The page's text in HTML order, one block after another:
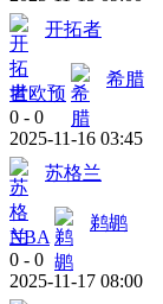
开拓者
世欧预
希腊
0 - 0
2025-11-16 03:45
苏格兰
NBA
鹈鹕
0 - 0
2025-11-17 08:00